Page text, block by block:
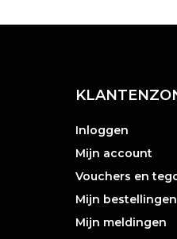
Inloggen
Mijn account
Vouchers en
Mijn bestellingen
Mijn meldingen